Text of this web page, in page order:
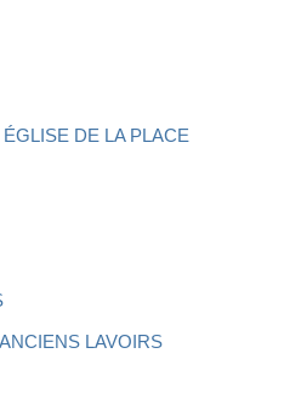
élevé
police
DE LA PLACE
LAVOIRS